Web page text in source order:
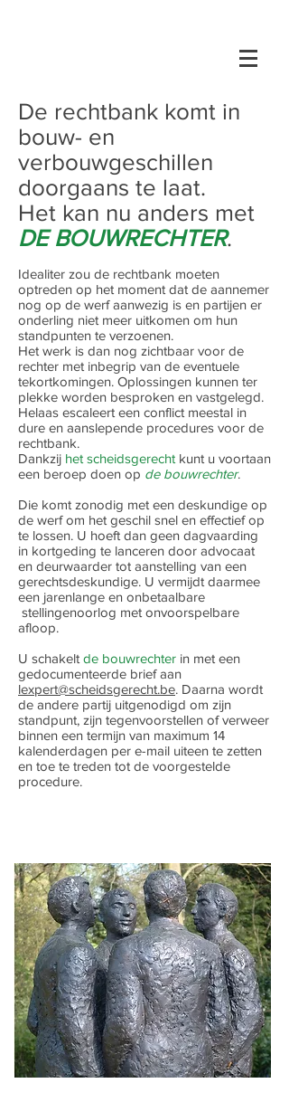
De rechtbank komt in
bouw- en
verbouwgeschillen
doorgaans te laat.
Het kan nu anders met
DE BOUWRECHTER.
Idealiter zou de rechtbank moeten
optreden op het moment dat de aannemer
nog op de werf aanwezig is en partijen er
onderling niet meer uitkomen om hun
standpunten te verzoenen.
Het werk is dan nog zichtbaar voor de
rechter met inbegrip van de eventuele
tekortkomingen. Oplossingen kunnen ter
plekke worden besproken en vastgelegd.
Helaas escaleert een conflict meestal in
dure en aanslepende procedures voor de
rechtbank.
Dankzij het scheidsgerecht kunt u voortaan
een beroep doen op de bouwrechter.
Die komt zonodig met een deskundige op
de werf om het geschil snel en effectief op
te lossen. U hoeft dan geen dagvaarding
in kortgeding te lanceren door advocaat
en deurwaarder tot aanstelling van een
gerechtsdeskundige. U vermijdt daarmee
een jarenlange en onbetaalbare
stellingenoorlog met onvoorspelbare
afloop.
U schakelt de bouwrechter in met een
gedocumenteerde brief aan
lexpert@scheidsgerecht.be. Daarna wordt
de andere partij uitgenodigd om zijn
standpunt, zijn tegenvoorstellen of verweer
binnen een termijn van maximum 14
kalenderdagen per e-mail uiteen te zetten
en toe te treden tot de voorgestelde
procedure.